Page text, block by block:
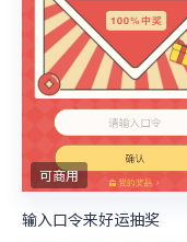
可商用
输入口令来好运抽奖